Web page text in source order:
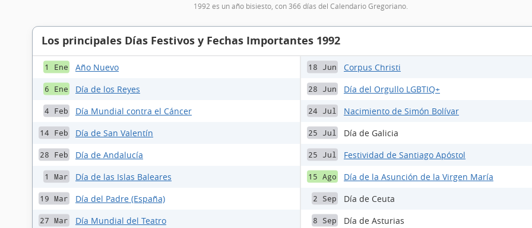
1992 es un año bisiesto, con 366 días del Calendario Gregoriano.
Los principales Días Festivos y Fechas Importantes 1992
1 Ene Año Nuevo
6 Ene Día de los Reyes
4 Feb Día Mundial contra el Cáncer
14 Feb Día de San Valentín
28 Feb Día de Andalucía
1 Mar Día de las Islas Baleares
19 Mar Día del Padre (España)
27 Mar Día Mundial del Teatro
18 Jun Corpus Christi
28 Jun Día del Orgullo LGBTIQ+
24 Jul Nacimiento de Simón Bolívar
25 Jul Día de Galicia
25 Jul Festividad de Santiago Apóstol
15 Ago Día de la Asunción de la Virgen María
2 Sep Día de Ceuta
8 Sep Día de Asturias